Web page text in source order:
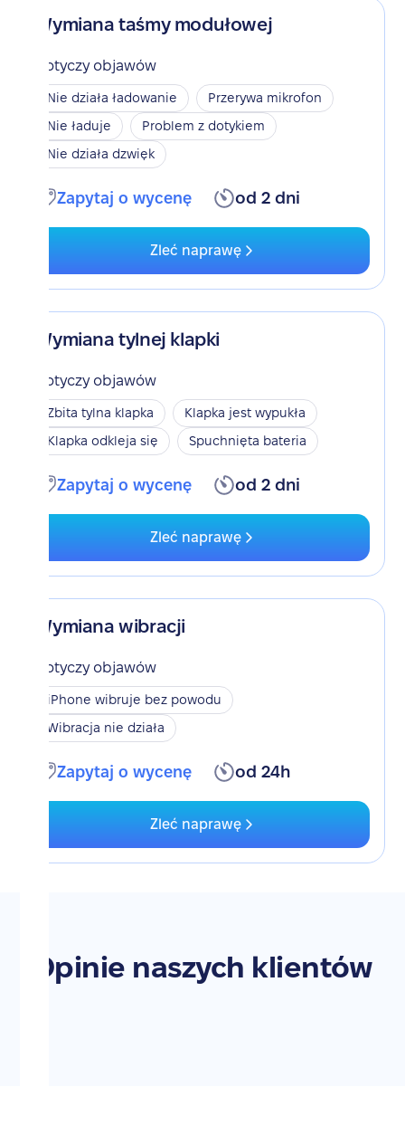
Wymiana taśmy modułowej
Dotyczy objawów
Nie działa ładowanie
Przerywa mikrofon
Nie ładuje
Problem z dotykiem
Nie działa dzwięk
Zapytaj o wycenę od 2 dni
Zleć naprawę
Wymiana tylnej klapki
Dotyczy objawów
Zbita tylna klapka
Klapka jest wypukła
Klapka odkleja się
Spuchnięta bateria
Zapytaj o wycenę od 2 dni
Zleć naprawę
Wymiana wibracji
Dotyczy objawów
iPhone wibruje bez powodu
Wibracja nie działa
Zapytaj o wycenę od 24h
Zleć naprawę
Opinie naszych klientów